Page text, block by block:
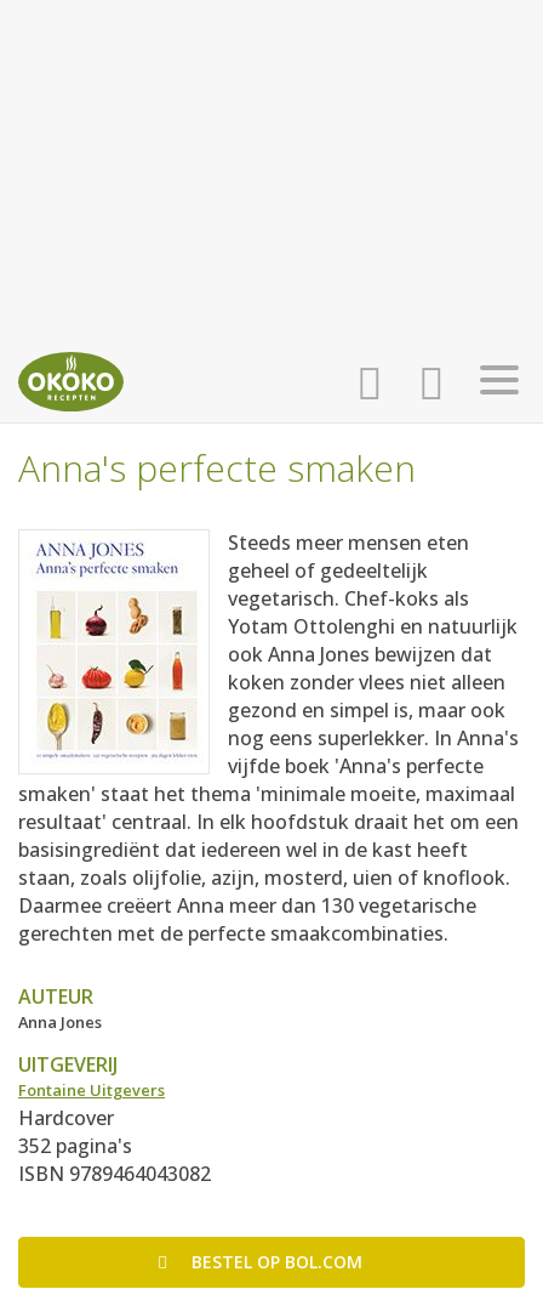
INLOGGEN
AANMELDEN
HOME
RECEPTEN
WEEKMENU'S
KOOKBOEKEN
Anna's perfecte smaken
Steeds meer mensen eten
geheel of gedeeltelijk
vegetarisch. Chef-koks als
Yotam Ottolenghi en natuurlijk
ook Anna Jones bewijzen dat
koken zonder vlees niet alleen
gezond en simpel is, maar ook
nog eens superlekker. In Anna's
vijfde boek 'Anna's perfecte
smaken' staat het thema 'minimale moeite, maximaal
resultaat' centraal. In elk hoofdstuk draait het om een
basisingrediënt dat iedereen wel in de kast heeft
staan, zoals olijfolie, azijn, mosterd, uien of knoflook.
Daarmee creëert Anna meer dan 130 vegetarische
gerechten met de perfecte smaakcombinaties.
AUTEUR
Anna Jones
UITGEVERIJ
Fontaine Uitgevers
Hardcover
352 pagina's
ISBN 9789464043082
BESTEL OP BOL.COM